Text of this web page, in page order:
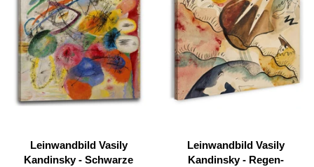
Leinwandbild Vasily
Kandinsky - Schwarze
Leinwandbild Vasily
Kandinsky - Regen-